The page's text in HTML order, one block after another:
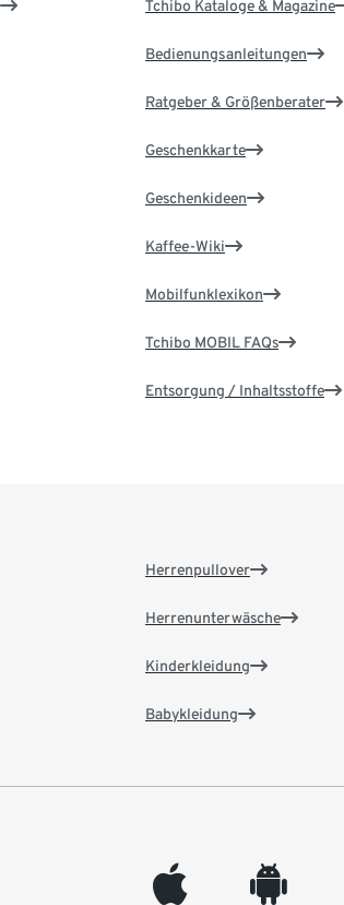
Tchibo Kataloge & Magazine
Bedienungsanleitungen
Ratgeber & Größenberater
Geschenkkarte
Geschenkideen
Kaffee-Wiki
Mobilfunklexikon
Tchibo MOBIL FAQs
Entsorgung / Inhaltsstoffe
Herrenpullover
Herrenunterwäsche
Kinderkleidung
Babykleidung
appleinc android